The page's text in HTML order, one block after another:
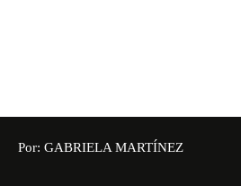
Por: GABRIELA MARTÍNEZ